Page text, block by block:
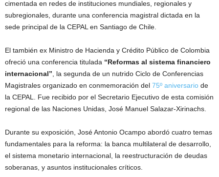
cimentada en redes de instituciones mundiales, regionales y
subregionales, durante una conferencia magistral dictada en la
sede principal de la CEPAL en Santiago de Chile.
El también ex Ministro de Hacienda y Crédito Público de Colombia
ofreció una conferencia titulada “Reformas al sistema financiero
internacional” , la segunda de un nutrido Ciclo de Conferencias
Magistrales organizado en conmemoración del 75º aniversario de
la CEPAL. Fue recibido por el Secretario Ejecutivo de esta comisión
regional de las Naciones Unidas, José Manuel Salazar-Xirinachs.
Durante su exposición, José Antonio Ocampo abordó cuatro temas
fundamentales para la reforma: la banca multilateral de desarrollo,
el sistema monetario internacional, la reestructuración de deudas
soberanas, y asuntos institucionales críticos.